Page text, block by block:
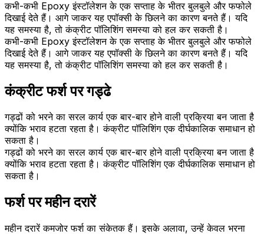
कभी-कभी Epoxy इंस्टॉलेशन के एक सप्ताह के भीतर बुलबुले और फफोले
दिखाई देते हैं। आगे जाकर यह एपॉक्सी के छिलने का कारण बनते हैं। यदि
यह समस्या है, तो कंक्रीट पॉलिशिंग समस्या को हल कर सकती है।
कभी-कभी Epoxy इंस्टॉलेशन के एक सप्ताह के भीतर बुलबुले और फफोले
दिखाई देते हैं। आगे जाकर यह एपॉक्सी के छिलने का कारण बनते हैं। यदि
यह समस्या है, तो कंक्रीट पॉलिशिंग समस्या को हल कर सकती है।
कंक्रीट फर्श पर गड्ढे
गड्ढों को भरने का सरल कार्य एक बार-बार होने वाली प्रक्रिया बन जाता है
क्योंकि भराव हटता रहता है। कंक्रीट पॉलिशिंग एक दीर्घकालिक समाधान हो
सकता है।
गड्ढों को भरने का सरल कार्य एक बार-बार होने वाली प्रक्रिया बन जाता है
क्योंकि भराव हटता रहता है। कंक्रीट पॉलिशिंग एक दीर्घकालिक समाधान हो
सकता है।
फर्श पर महीन दरारें
महीन दरारें कमजोर फर्श का संकेतक हैं। इसके अलावा, उन्हें केवल भरना